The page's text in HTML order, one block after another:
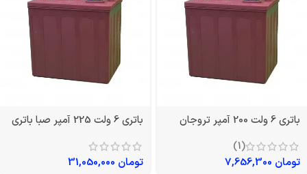
باتری 6 ولت 200 آمپر تروجان
(1)
تومان
باتری 6 ولت 225 آمپر صبا باتری
تومان